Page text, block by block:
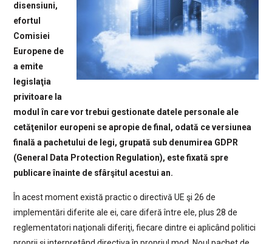
disensiuni,
efortul
Comisiei
Europene de
a emite
legislaţia
privitoare la
modul în care vor trebui gestionate datele personale ale
cetăţenilor europeni se apropie de final, odată ce versiunea
finală a pachetului de legi, grupată sub denumirea GDPR
(General Data Protection Regulation), este fixată spre
publicare înainte de sfârşitul acestui an.
În acest moment există practic o directivă UE şi 26 de
implementări diferite ale ei, care diferă între ele, plus 28 de
reglementatori naţionali diferiţi, fiecare dintre ei aplicând politici